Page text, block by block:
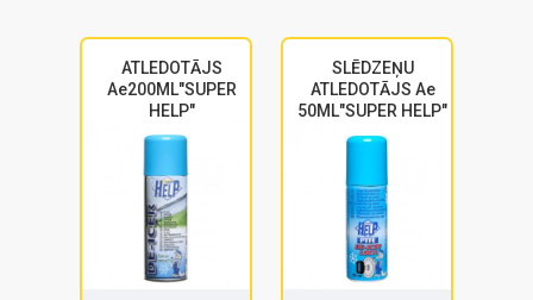
ATLEDOTĀJS
Ae200ML"SUPER
HELP"
SLĒDZEŅU
ATLEDOTĀJS Ae
50ML"SUPER HELP"